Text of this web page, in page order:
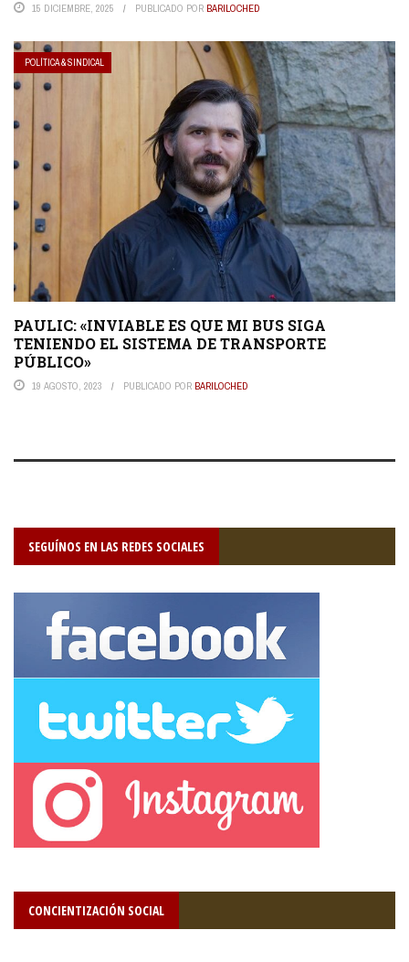
15 DICIEMBRE, 2025 PUBLICADO POR BARILOCHED
POLÍTICA & SINDICAL
PAULIC: «INVIABLE ES QUE MI BUS SIGA
TENIENDO EL SISTEMA DE TRANSPORTE
PÚBLICO»
19 AGOSTO, 2023 PUBLICADO POR BARILOCHED
SEGUÍNOS EN LAS REDES SOCIALES
CONCIENTIZACIÓN SOCIAL